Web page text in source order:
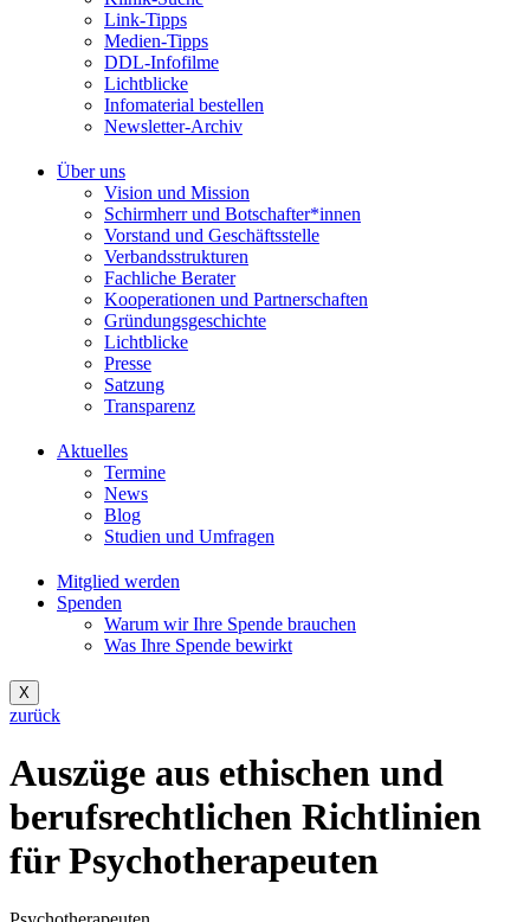
Link-Tipps
Medien-Tipps
DDL-Infofilme
Lichtblicke
Infomaterial bestellen
Newsletter-Archiv
Über uns
Vision und Mission
Schirmherr und Botschafter*innen
Vorstand und Geschäftsstelle
Verbandsstrukturen
Fachliche Berater
Kooperationen und Partnerschaften
Gründungsgeschichte
Lichtblicke
Presse
Satzung
Transparenz
Aktuelles
Termine
News
Blog
Studien und Umfragen
Mitglied werden
Spenden
Warum wir Ihre Spende brauchen
Was Ihre Spende bewirkt
X
zurück
Auszüge aus ethischen und
berufsrechtlichen Richtlinien
für Psychotherapeuten